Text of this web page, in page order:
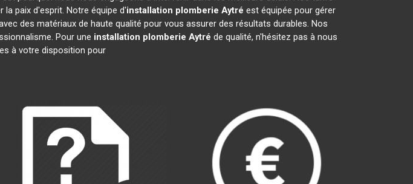
paix d'esprit. Notre équipe d'installation plomberie Aytré est équipée pour gérer
des matériaux de haute qualité pour vous assurer des résultats durables. Nos
Pour une installation plomberie Aytré de qualité, n'hésitez pas à nous
à votre disposition pour